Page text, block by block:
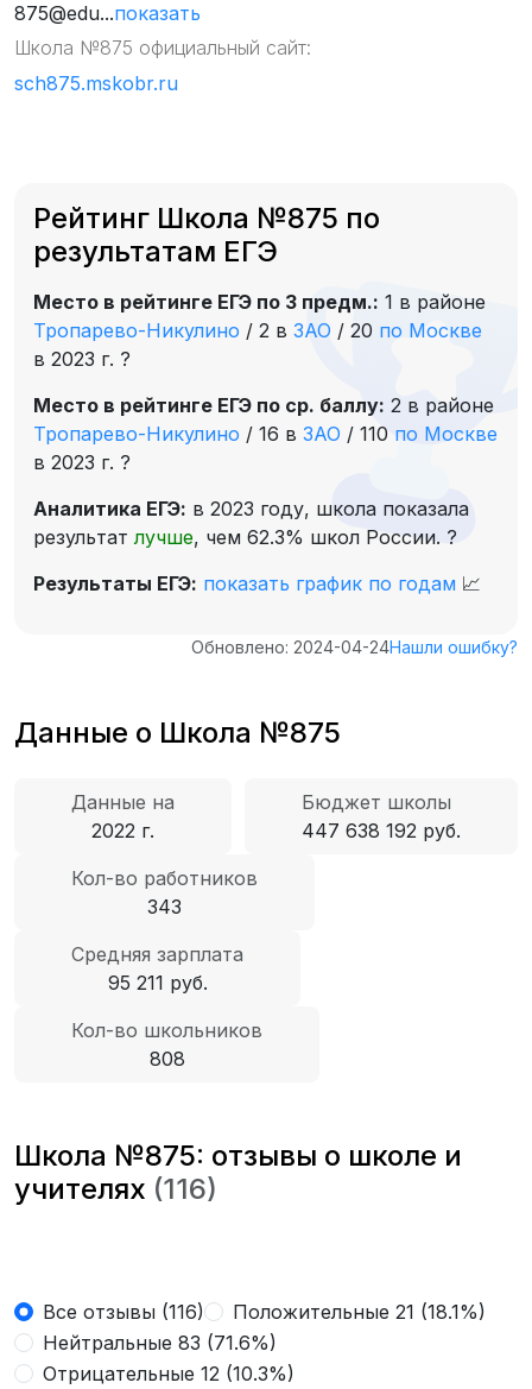
875@edu...показать
Школа №875 официальный сайт:
sch875.mskobr.ru
Рейтинг Школа №875 по
результатам ЕГЭ
Место в рейтинге ЕГЭ по 3 предм.: 1 в районе
Тропарево-Никулино / 2 в ЗАО / 20 по Москве
в 2023 г. ?
Место в рейтинге ЕГЭ по ср. баллу: 2 в районе
Тропарево-Никулино / 16 в ЗАО / 110 по Москве
в 2023 г. ?
Аналитика ЕГЭ: в 2023 году, школа показала
результатлучше, чем 62.3% школ России. ?
Результаты ЕГЭ: показать график по годам 📈
Обновлено: 2024-04-24Нашли ошибку?
Данные о Школа №875
Данные на
2022 г.
Бюджет школы
447 638 192 руб.
Кол-во работников
343
Средняя зарплата
95 211 руб.
Кол-во школьников
808
Школа №875: отзывы о школе и
учителях (116)
Все отзывы (116)
Положительные 21 (18.1%)
Нейтральные 83 (71.6%)
Отрицательные 12 (10.3%)